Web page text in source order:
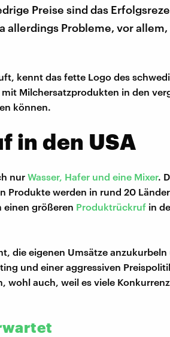
Preise sind das
allerdings Probleme, vor
kennt das fette Logo des
Milchersatzprodukten in den
können.
in den USA
nur Wasser, Hafer und eine Mixer.
Produkte werden in rund 20
einen größeren Produktrückruf in
die eigenen Umsätze anzukurbeln
und einer aggressiven
wohl auch, weil es viele